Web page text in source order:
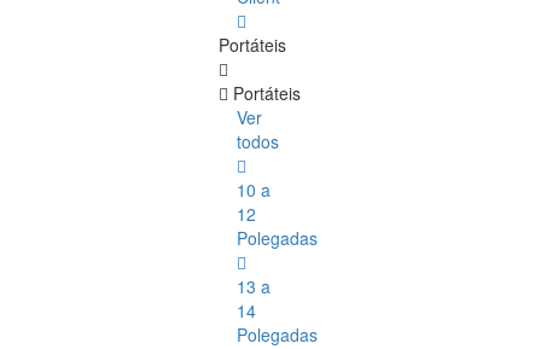
Portáteis
Portáteis
Ver
todos
10 a
12
Polegadas
13 a
14
Polegadas